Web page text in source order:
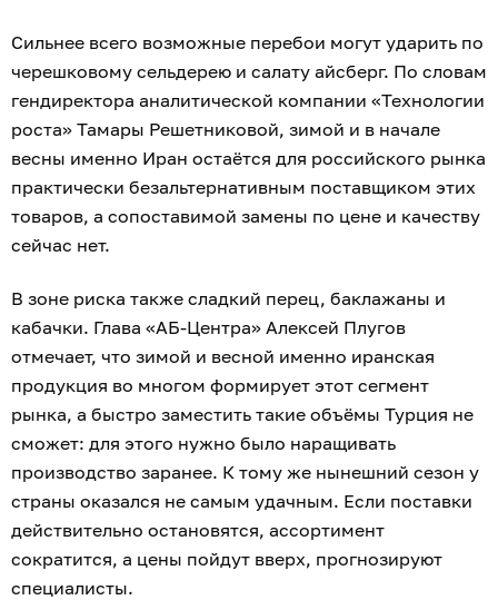
Сильнее всего возможные перебои могут ударить по
черешковому сельдерею и салату айсберг. По словам
гендиректора аналитической компании «Технологии
роста» Тамары Решетниковой, зимой и в начале
весны именно Иран остаётся для российского рынка
практически безальтернативным поставщиком этих
товаров, а сопоставимой замены по цене и качеству
сейчас нет.
В зоне риска также сладкий перец, баклажаны и
кабачки. Глава «АБ-Центра» Алексей Плугов
отмечает, что зимой и весной именно иранская
продукция во многом формирует этот сегмент
рынка, а быстро заместить такие объёмы Турция не
сможет: для этого нужно было наращивать
производство заранее. К тому же нынешний сезон у
страны оказался не самым удачным. Если поставки
действительно остановятся, ассортимент
сократится, а цены пойдут вверх, прогнозируют
специалисты.